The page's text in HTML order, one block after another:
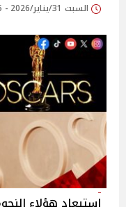
السبت 31/يناير/2026 - 03:05 م